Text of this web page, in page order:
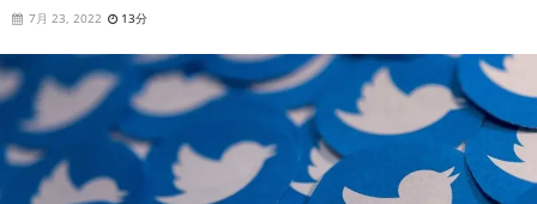
7月 23, 2022 13分